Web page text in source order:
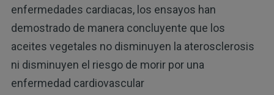
enfermedades cardiacas, los ensayos han
demostrado de manera concluyente que los
aceites vegetales no disminuyen la aterosclerosis
ni disminuyen el riesgo de morir por una
enfermedad cardiovascular